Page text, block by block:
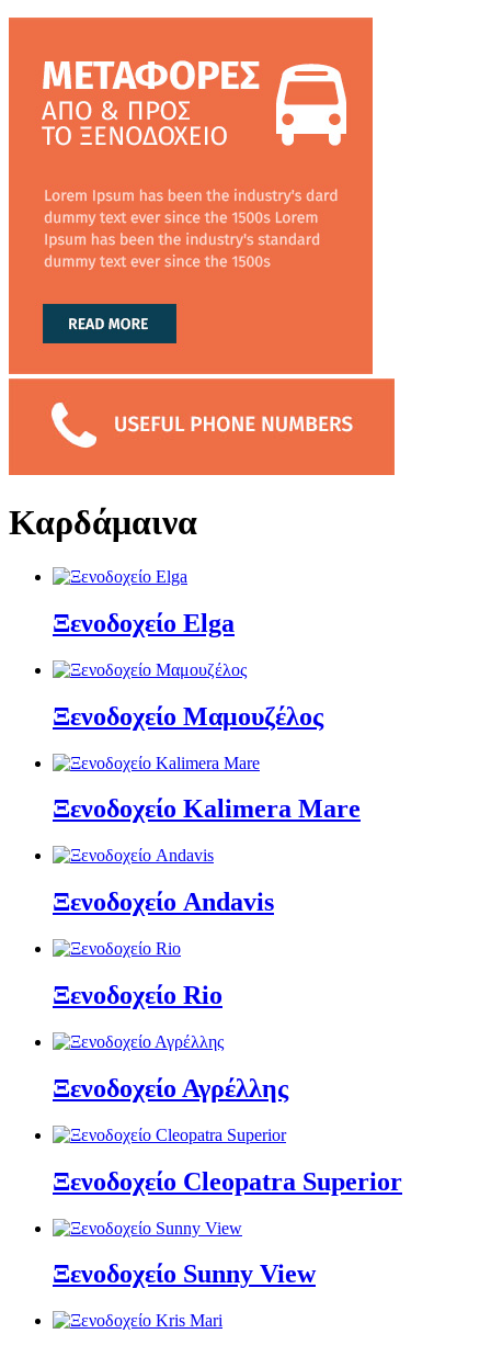
Καρδάμαινα
Ξενοδοχείο Elga
Ξενοδοχείο Μαμουζέλος
Ξενοδοχείο Kalimera Mare
Ξενοδοχείο Andavis
Ξενοδοχείο Rio
Ξενοδοχείο Αγρέλλης
Ξενοδοχείο Cleopatra Superior
Ξενοδοχείο Sunny View